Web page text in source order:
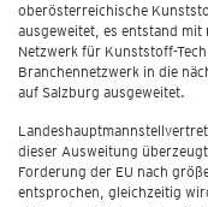
oberösterreichische
ausgeweitet, es entstand
Netzwerk für Kunststoff-
Branchennetzwerk in die
auf Salzburg ausgeweitet.
dieser Ausweitung
Forderung der EU nach
entsprochen, gleichzeitig